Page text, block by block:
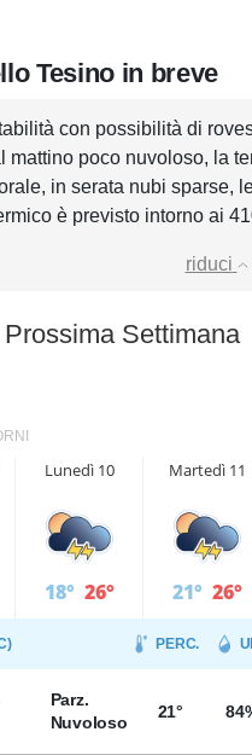
Tesino in breve
con possibilità di
poco nuvoloso, la
in serata nubi sparse,
è previsto intorno ai
riduci
Prossima Settimana
Lunedì 10
18° 26°
Martedì 11
21° 26°
PERC.
Parz.
Nuvoloso
21°